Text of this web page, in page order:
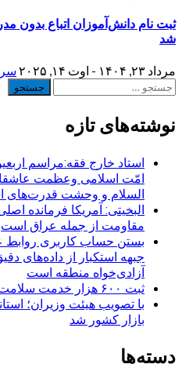
ثبت نام دانش‌آموزان اتباع
شد
مرداد ۲۳, ۱۴۰۴ - اوت ۱۴, ۲۰۲۵
جستجو
نوشته‌های تازه
استاد خارج فقه:مراسم
امّت اسلامی وعظمت عاشقان
السلام و وحشت قدرت‌های
البخیتی: آمریکا فرمانده
مقاومت از جمله عراق است
بستن حساب کاربری
جبهه استکبار از داده‌های
آزادی‌خواه منطقه است
ثبت ۶۰۰ هزار خدمت سلامت به زائران اربعین
با تصویب هیئت وزیران؛
بازار کشور شد
دسته‌ها